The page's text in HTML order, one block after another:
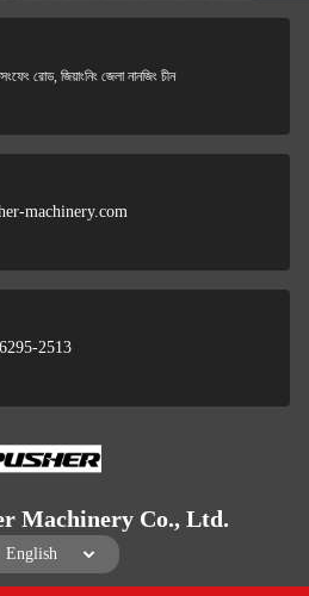
রোড, জিয়াংনিং জেলা নানজিং চীন
machinery.com
2513
Machinery Co., Ltd.